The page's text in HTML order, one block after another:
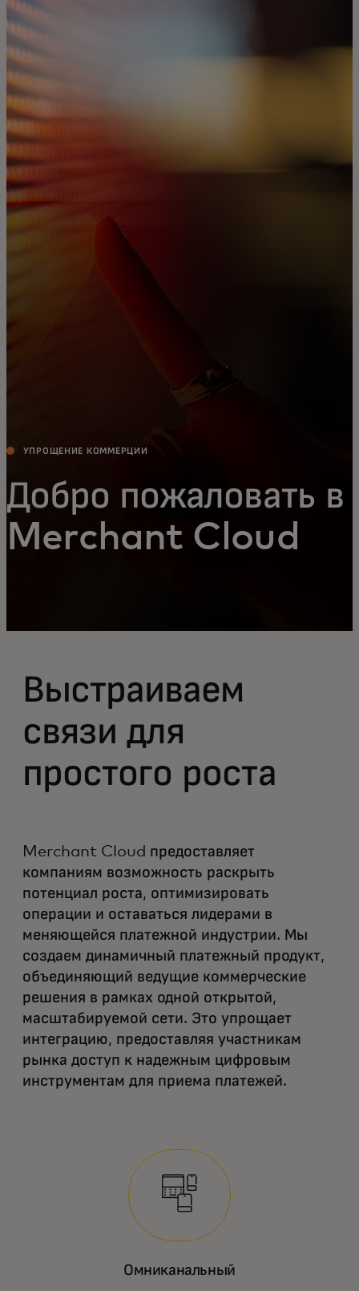
Для вас
Для бизнеса
Для всего мира
Для новаторов
Новости и тренды
УПРОЩЕНИЕ КОММЕРЦИИ
Добро пожаловать в
Merchant Cloud
Выстраиваем
связи для
простого роста
Merchant Cloud предоставляет
компаниям возможность раскрыть
потенциал роста, оптимизировать
операции и оставаться лидерами в
меняющейся платежной индустрии. Мы
создаем динамичный платежный продукт,
объединяющий ведущие коммерческие
решения в рамках одной открытой,
масштабируемой сети. Это упрощает
интеграцию, предоставляя участникам
рынка доступ к надежным цифровым
инструментам для приема платежей.
Омниканальный